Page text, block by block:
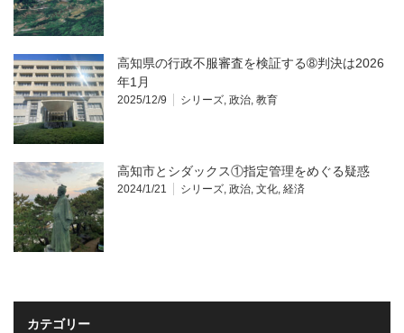
高知県の行政不服審査を検証する➇判決は2026
年1月
2025/12/9 シリーズ, 政治, 教育
高知市とシダックス①指定管理をめぐる疑惑
2024/1/21 シリーズ, 政治, 文化, 経済
カテゴリー